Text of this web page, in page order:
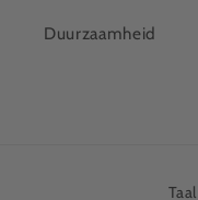
Duurzaamheid
Taal